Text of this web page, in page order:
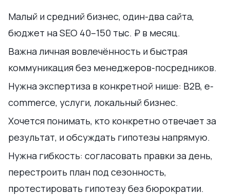
Малый и средний бизнес, один-два сайта,
бюджет на SEO 40–150 тыс. ₽ в месяц.
Важна личная вовлечённость и быстрая
коммуникация без менеджеров-посредников.
Нужна экспертиза в конкретной нише: B2B, e-
commerce, услуги, локальный бизнес.
Хочется понимать, кто конкретно отвечает за
результат, и обсуждать гипотезы напрямую.
Нужна гибкость: согласовать правки за день,
перестроить план под сезонность,
протестировать гипотезу без бюрократии.